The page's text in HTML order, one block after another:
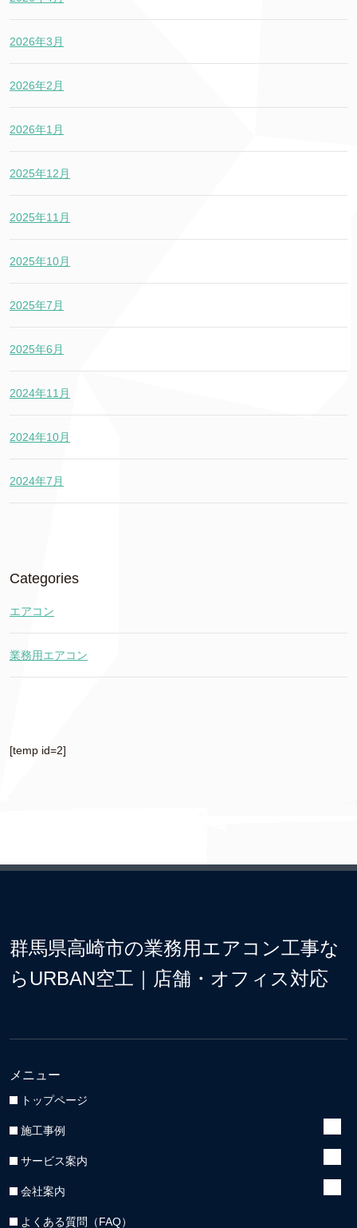
2026年3月
2026年2月
2026年1月
2025年12月
2025年11月
2025年10月
2025年7月
2025年6月
2024年11月
2024年10月
2024年7月
Categories
エアコン
業務用エアコン
[temp id=2]
群馬県高崎市の業務用エアコン工事な
らURBAN空工｜店舗・オフィス対応
メニュー
トップページ
施工事例
サービス案内
会社案内
よくある質問（FAQ）